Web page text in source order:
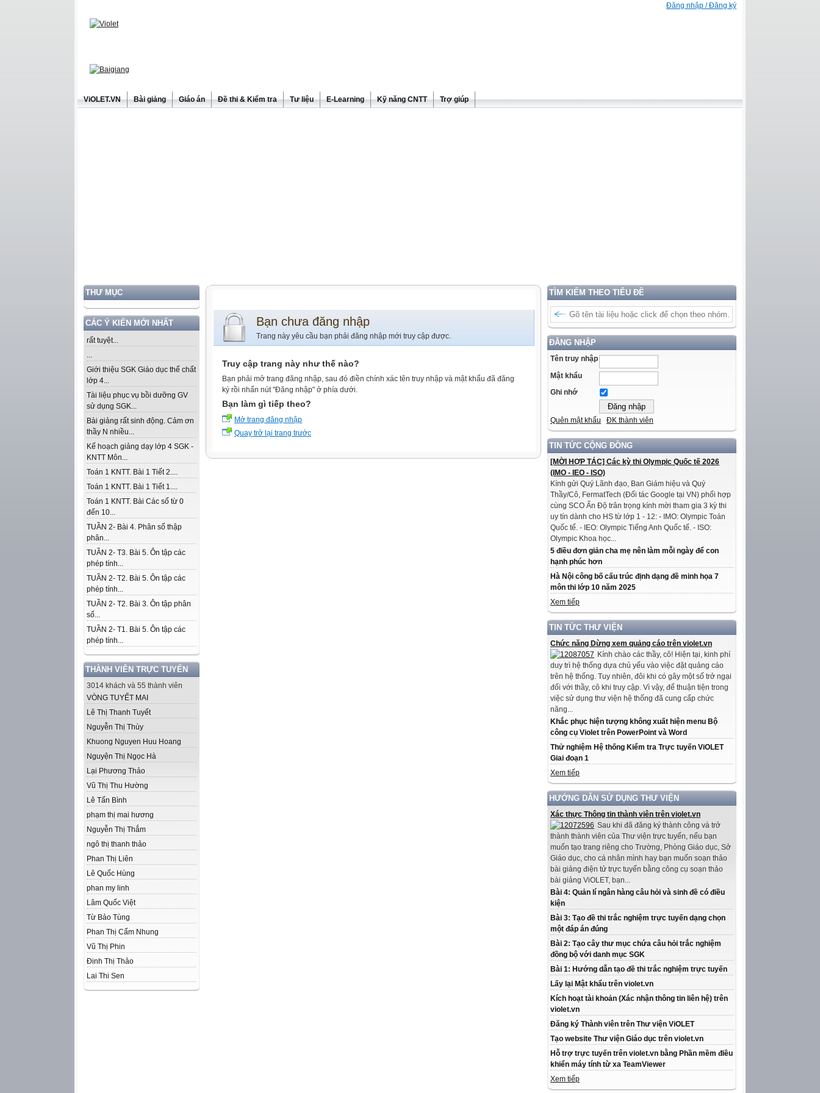
Đăng nhập / Đăng ký
ViOLET.VN Bài giảng Giáo án Đề thi & Kiểm tra Tư liệu E-Learning Kỹ năng CNTT Trợ giúp
THƯ MỤC
CÁC Ý KIẾN MỚI NHẤT
rất tuyệt...
...
Giới thiệu SGK Giáo dục thể chất
lớp 4...
Tài liệu phục vụ bồi dưỡng GV
sử dụng SGK...
Bài giảng rất sinh động. Cảm ơn
thầy N nhiều...
Kế hoạch giảng dạy lớp 4 SGK -
KNTT Môn...
Toán 1 KNTT. Bài 1 Tiết 2....
Toán 1 KNTT. Bài 1 Tiết 1....
Toán 1 KNTT. Bài Các số từ 0
đến 10...
TUẦN 2- Bài 4. Phân số thập
phân...
TUẦN 2- T3. Bài 5. Ôn tập các
phép tính...
TUẦN 2- T2. Bài 5. Ôn tập các
phép tính...
TUẦN 2- T2. Bài 3. Ôn tập phân
số...
TUẦN 2- T1. Bài 5. Ôn tập các
phép tính...
THÀNH VIÊN TRỰC TUYẾN
3014 khách và 55 thành viên
VÒNG TUYẾT MAI
Lê Thị Thanh Tuyết
Nguyễn Thị Thùy
Khuong Nguyen Huu Hoang
Nguyện Thị Ngọc Hà
Lại Phương Thảo
Vũ Thị Thu Hường
Lê Tấn Bình
phạm thị mai hương
Nguyễn Thị Thắm
ngô thị thanh thảo
Phan Thị Liên
Lê Quốc Hùng
phan my linh
Lâm Quốc Việt
Từ Bảo Tùng
Phan Thị Cẩm Nhung
Vũ Thị Phin
Đinh Thị Thảo
Lai Thi Sen
TÌM KIẾM THEO TIÊU ĐỀ
ĐĂNG NHẬP
Tên truy nhập
Mật khẩu
Ghi nhớ
Quên mật khẩu ĐK thành viên
TIN TỨC CỘNG ĐỒNG
[MỜI HỢP TÁC] Các kỳ thi Olympic Quốc tế 2026
(IMO - IEO - ISO)
Kính gửi Quý Lãnh đạo, Ban Giám hiệu và Quý
Thầy/Cô, FermatTech (Đối tác Google tại VN) phối hợp
cùng SCO Ấn Độ trân trọng kính mời tham gia 3 kỳ thi
uy tín dành cho HS từ lớp 1 - 12: - IMO: Olympic Toán
Quốc tế. - IEO: Olympic Tiếng Anh Quốc tế. - ISO:
Olympic Khoa học...
5 điều đơn giản cha mẹ nên làm mỗi ngày để con
hạnh phúc hơn
Hà Nội công bố cấu trúc định dạng đề minh họa 7
môn thi lớp 10 năm 2025
Xem tiếp
TIN TỨC THƯ VIỆN
Chức năng Dừng xem quảng cáo trên violet.vn
Kính chào các thầy, cô! Hiện tại, kinh phí
duy trì hệ thống dựa chủ yếu vào việc đặt quảng cáo
trên hệ thống. Tuy nhiên, đôi khi có gây một số trở ngại
đối với thầy, cô khi truy cập. Vì vậy, để thuận tiện trong
việc sử dụng thư viện hệ thống đã cung cấp chức
năng...
Khắc phục hiện tượng không xuất hiện menu Bộ
công cụ Violet trên PowerPoint và Word
Thử nghiệm Hệ thống Kiểm tra Trực tuyến ViOLET
Giai đoạn 1
Xem tiếp
HƯỚNG DẪN SỬ DỤNG THƯ VIỆN
Xác thực Thông tin thành viên trên violet.vn
Sau khi đã đăng ký thành công và trở
thành thành viên của Thư viện trực tuyến, nếu bạn
muốn tạo trang riêng cho Trường, Phòng Giáo dục, Sở
Giáo dục, cho cá nhân mình hay bạn muốn soạn thảo
bài giảng điện tử trực tuyến bằng công cụ soạn thảo
bài giảng ViOLET, bạn...
Bài 4: Quản lí ngân hàng câu hỏi và sinh đề có điều
kiện
Bài 3: Tạo đề thi trắc nghiệm trực tuyến dạng chọn
một đáp án đúng
Bài 2: Tạo cây thư mục chứa câu hỏi trắc nghiệm
đồng bộ với danh mục SGK
Bài 1: Hướng dẫn tạo đề thi trắc nghiệm trực tuyến
Lấy lại Mật khẩu trên violet.vn
Kích hoạt tài khoản (Xác nhận thông tin liên hệ) trên
violet.vn
Đăng ký Thành viên trên Thư viện ViOLET
Tạo website Thư viện Giáo dục trên violet.vn
Hỗ trợ trực tuyến trên violet.vn bằng Phần mềm điều
khiển máy tính từ xa TeamViewer
Xem tiếp
Bạn chưa đăng nhập
Trang này yêu cầu bạn phải đăng nhập mới truy cập được.
Truy cập trang này như thế nào?
Bạn phải mở trang đăng nhập, sau đó điền chính xác tên truy nhập và mật khẩu đã đăng
ký rồi nhấn nút "Đăng nhập" ở phía dưới.
Bạn làm gì tiếp theo?
Mở trang đăng nhập
Quay trở lại trang trước